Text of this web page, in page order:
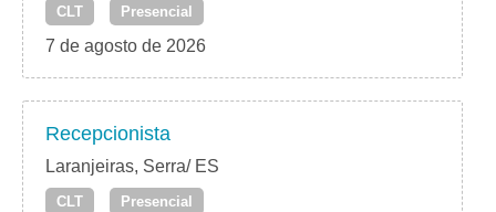
CLT Presencial
7 de agosto de 2026
Recepcionista
Laranjeiras, Serra/ ES
CLT Presencial